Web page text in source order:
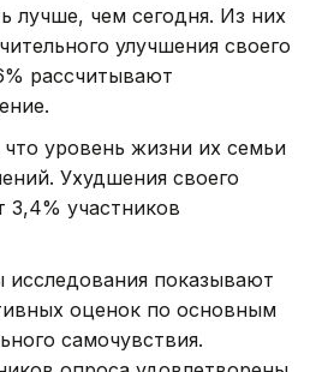
лучше, чем сегодня. Из них
улучшения своего
рассчитывают
уровень жизни их семьи
Ухудшения своего
участников
исследования показывают
оценок по основным
самочувствия.